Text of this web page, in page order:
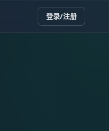
登录/注册